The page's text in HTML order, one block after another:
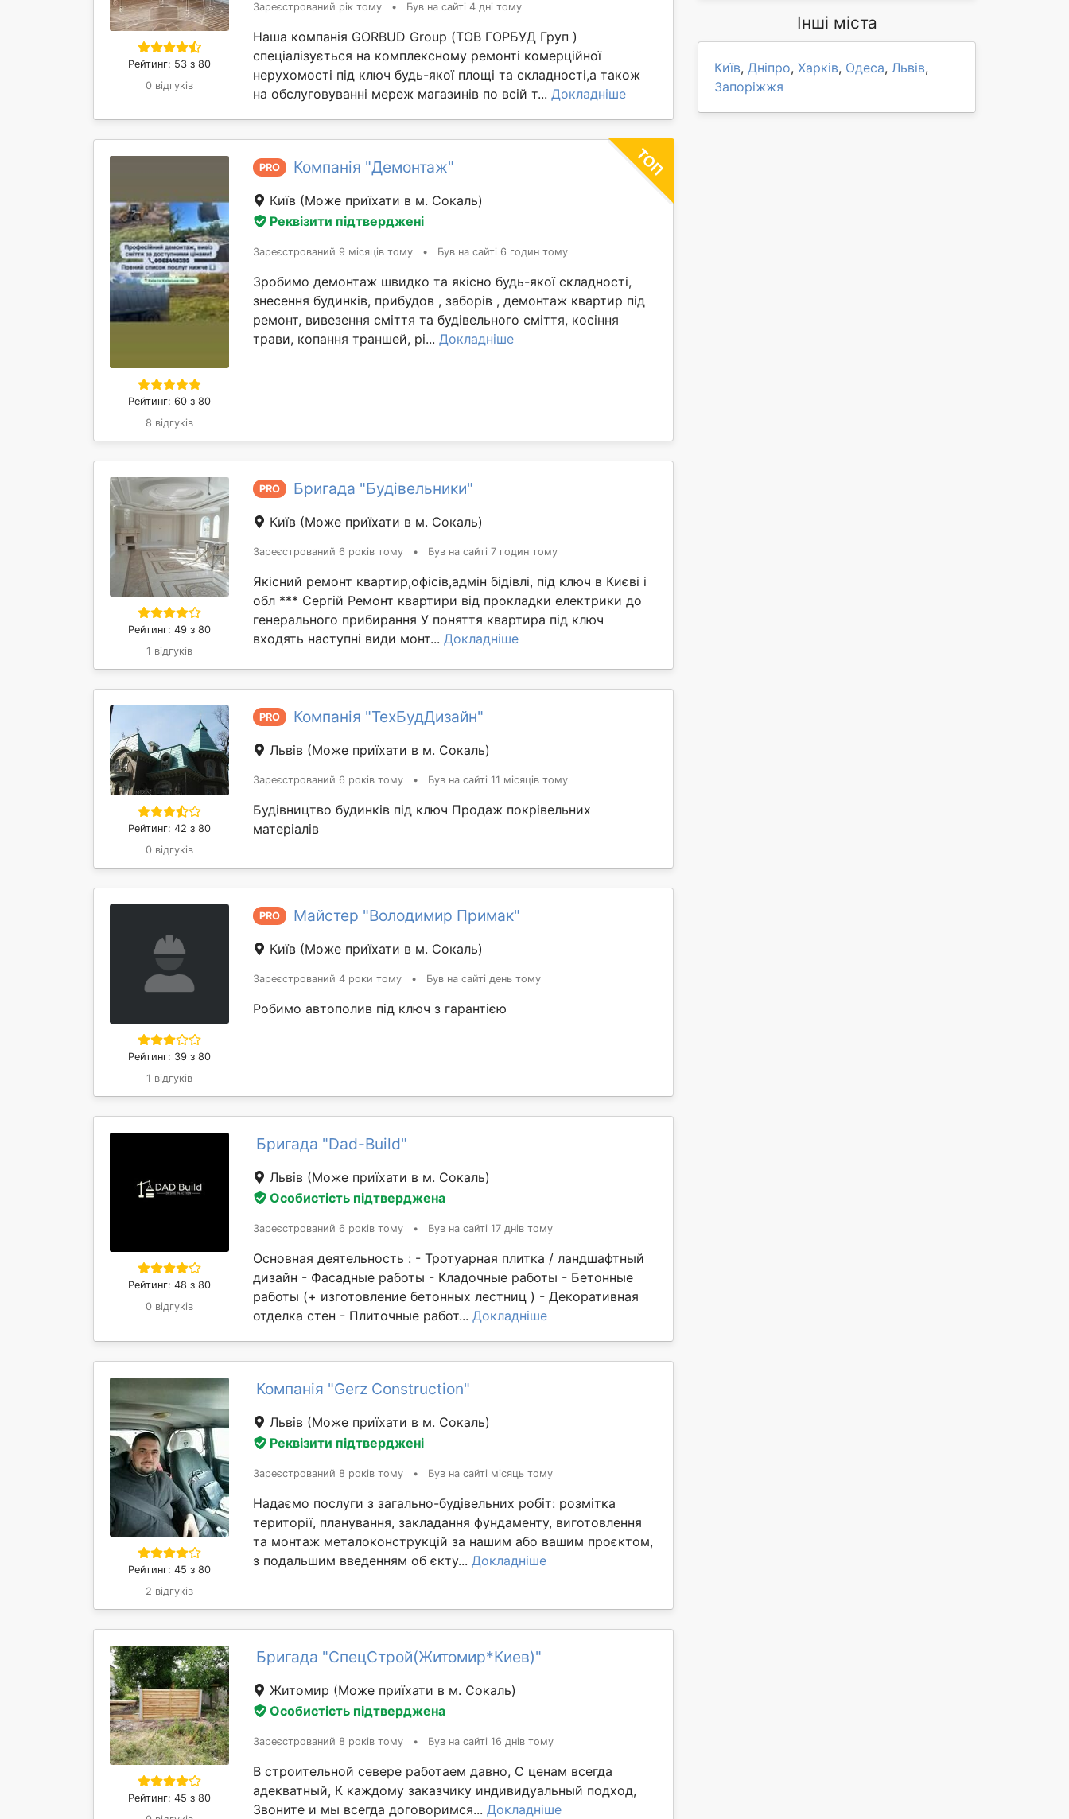
Рейтинг: 53 з 80
0 відгуків
Зареєстрований рік тому • Був на сайті 4 дні тому
Наша компанія GORBUD Group (ТОВ ГОРБУД Груп )
спеціалізується на комплексному ремонті комерційної
нерухомості під ключ будь-якої площі та складності,а також
на обслуговуванні мереж магазинів по всій т... Докладніше
Рейтинг: 60 з 80
8 відгуків
PRO Компанія "Демонтаж"
Київ (Може приїхати в м. Сокаль)
Реквізити підтверджені
Зареєстрований 9 місяців тому • Був на сайті 6 годин тому
Зробимо демонтаж швидко та якісно будь-якої складності,
знесення будинків, прибудов , заборів , демонтаж квартир під
ремонт, вивезення сміття та будівельного сміття, косіння
трави, копання траншей, рі... Докладніше
Рейтинг: 49 з 80
1 відгуків
PRO Бригада "Будівельники"
Київ (Може приїхати в м. Сокаль)
Зареєстрований 6 років тому • Був на сайті 7 годин тому
Якісний ремонт квартир,офісів,адмін бідівлі, під ключ в Києві і
обл *** Сергій Ремонт квартири від прокладки електрики до
генерального прибирання У поняття квартира під ключ
входять наступні види монт... Докладніше
Рейтинг: 42 з 80
0 відгуків
PRO Компанія "ТехБудДизайн"
Львів (Може приїхати в м. Сокаль)
Зареєстрований 6 років тому • Був на сайті 11 місяців тому
Будівництво будинків під ключ Продаж покрівельних
матеріалів
Рейтинг: 39 з 80
1 відгуків
PRO Майстер "Володимир Примак"
Київ (Може приїхати в м. Сокаль)
Зареєстрований 4 роки тому • Був на сайті день тому
Робимо автополив під ключ з гарантією
Рейтинг: 48 з 80
0 відгуків
Бригада "Dad-Build"
Львів (Може приїхати в м. Сокаль)
Особистість підтверджена
Зареєстрований 6 років тому • Був на сайті 17 днів тому
Основная деятельность : - Тротуарная плитка / ландшафтный
дизайн - Фасадные работы - Кладочные работы - Бетонные
работы (+ изготовление бетонных лестниц ) - Декоративная
отделка стен - Плиточные работ... Докладніше
Рейтинг: 45 з 80
2 відгуків
Компанія "Gerz Construction"
Львів (Може приїхати в м. Сокаль)
Реквізити підтверджені
Зареєстрований 8 років тому • Був на сайті місяць тому
Надаємо послуги з загально-будівельних робіт: розмітка
території, планування, закладання фундаменту, виготовлення
та монтаж металоконструкцій за нашим або вашим проєктом,
з подальшим введенням об єкту... Докладніше
Рейтинг: 45 з 80
Бригада "СпецСтрой(Житомир*Киев)"
Житомир (Може приїхати в м. Сокаль)
Особистість підтверджена
Зареєстрований 8 років тому • Був на сайті 16 днів тому
В строительной севере работаем давно, С ценам всегда
адекватный, К каждому заказчику индивидуальный подход,
Звоните и мы всегда договоримся... Докладніше
Інші міста
Київ, Дніпро, Харків, Одеса, Львів,
Запоріжжя